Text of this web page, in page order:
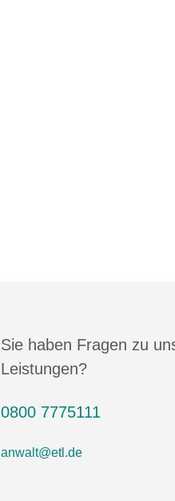
Sie haben Fragen zu
Leistungen?
0800 7775111
anwalt@etl.de